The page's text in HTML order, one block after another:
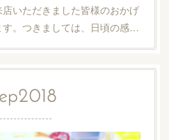
いただきました皆様のおかげ
。つきましては、日頃の感…
2018